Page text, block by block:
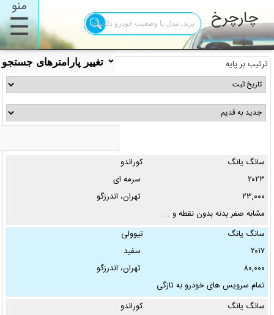
منو
☰ چارچرخ
⌄ تغییر پارامترهای جستجو
✖
مدل:
ترتیب بر پایه
سانگ یانگ
کوراندو
۲۰۲۳
سرمه ای
۲۳,۰۰۰
تهران، اندرزگو
مشابه صفر بدنه بدون نقطه و ...
سانگ یانگ
تیوولی
۲۰۱۷
سفید
۸۰,۰۰۰
تهران، اندرزگو
تمام سرویس های خودرو به تازگی
...
سانگ یانگ
کوراندو